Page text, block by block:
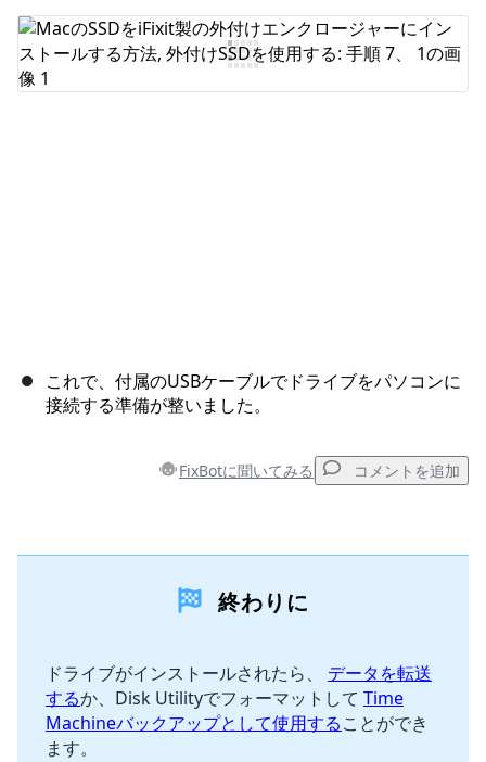
コメントを追加
これで、付属のUSBケーブルでドライブをパソコンに
接続する準備が整いました。
FixBotに聞いてみる コメントを追加
キャンセル コメントを投稿
終わりに
ドライブがインストールされたら、 データを転送
するか、Disk Utilityでフォーマットして Time
Machineバックアップとして使用することができ
ます。